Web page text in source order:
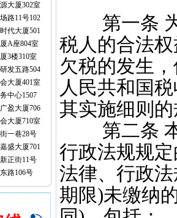
大厦302室
路11号102
代大厦501
A座804室
3楼310室
发五路504
大厦401室
中心1507
盈大厦706
大厦710室
一巷28号
盛大厦701
正街11号
路106号
第一条 为
税人的合法
欠税的发生
人民共和国
其实施细则
第二条 本
行政法规规
法律、行政
期限)未缴纳